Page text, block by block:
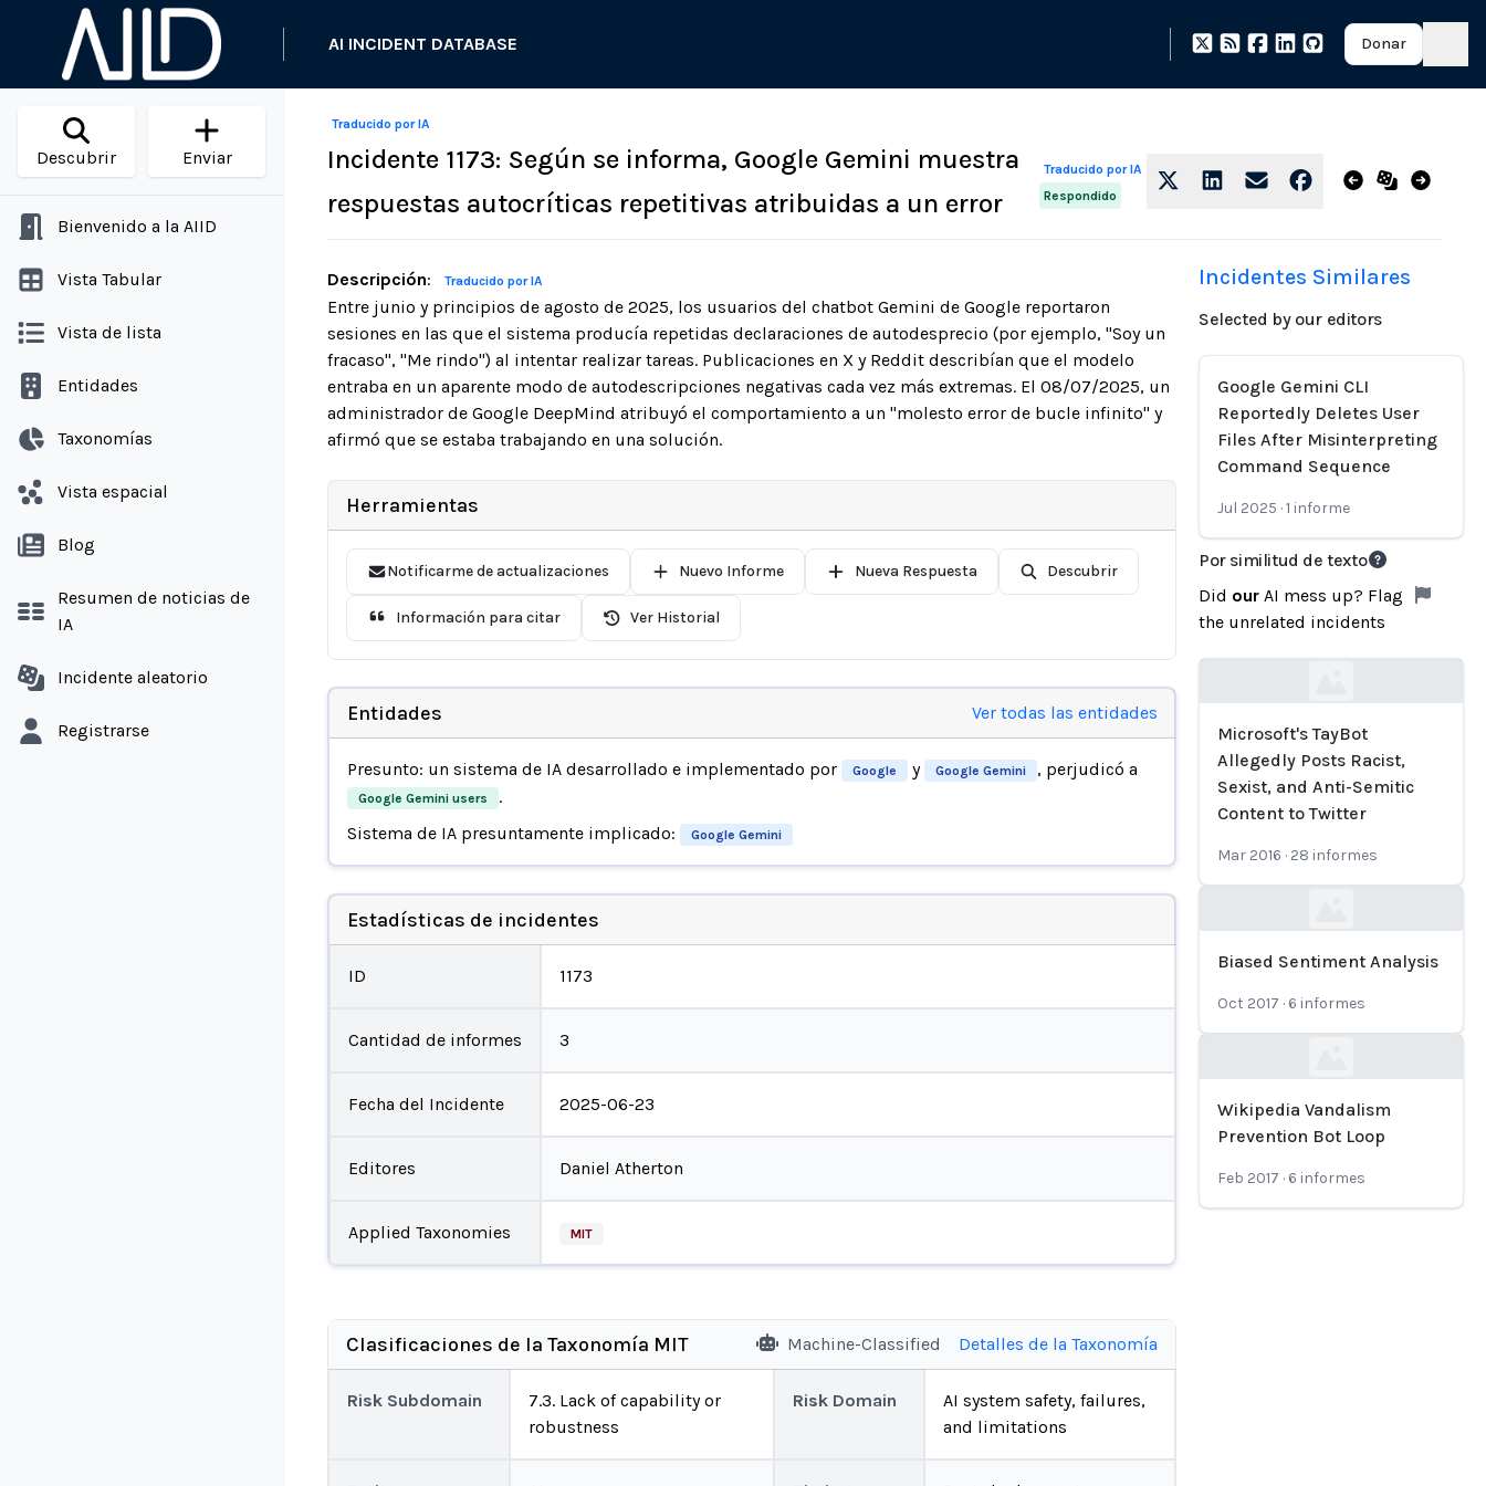
AI INCIDENT DATABASE Donar
Descubrir Enviar
Bienvenido a la AIID
Vista Tabular
Vista de lista
Entidades
Taxonomías
Vista espacial
Blog
Resumen de noticias de
IA
Incidente aleatorio
Registrarse
Traducido por IA
Incidente 1173: Según se informa, Google Gemini muestra
respuestas autocríticas repetitivas atribuidas a un error
Traducido por IA
Respondido
Descripción: Traducido por IA
Entre junio y principios de agosto de 2025, los usuarios del chatbot Gemini de Google reportaron
sesiones en las que el sistema producía repetidas declaraciones de autodesprecio (por ejemplo, "Soy un
fracaso", "Me rindo") al intentar realizar tareas. Publicaciones en X y Reddit describían que el modelo
entraba en un aparente modo de autodescripciones negativas cada vez más extremas. El 08/07/2025, un
administrador de Google DeepMind atribuyó el comportamiento a un "molesto error de bucle infinito" y
afirmó que se estaba trabajando en una solución.
Herramientas
Notificarme de actualizaciones Nuevo Informe Nueva Respuesta Descubrir
Información para citar Ver Historial
Entidades Ver todas las entidades
Presunto: un sistema de IA desarrollado e implementado por Google y Google Gemini , perjudicó a
Google Gemini users
.
Sistema de IA presuntamente implicado:
Google Gemini
Estadísticas de incidentes
ID 1173
Cantidad de informes 3
Fecha del Incidente 2025-06-23
Editores Daniel Atherton
Applied Taxonomies MIT
Clasificaciones de la Taxonomía MIT Machine-Classified Detalles de la Taxonomía
Risk Subdomain
7.3. Lack of capability or
robustness
Risk Domain
AI system safety, failures,
and limitations
Incidentes Similares
Selected by our editors
Google Gemini CLI
Reportedly Deletes User
Files After Misinterpreting
Command Sequence
Jul 2025 ·1 informe
Por similitud de texto
Did our AI mess up? Flag
the unrelated incidents
Microsoft's TayBot
Allegedly Posts Racist,
Sexist, and Anti-Semitic
Content to Twitter
Mar 2016 · 28 informes
Biased Sentiment Analysis
Oct 2017 · 6 informes
Wikipedia Vandalism
Prevention Bot Loop
Feb 2017 · 6 informes